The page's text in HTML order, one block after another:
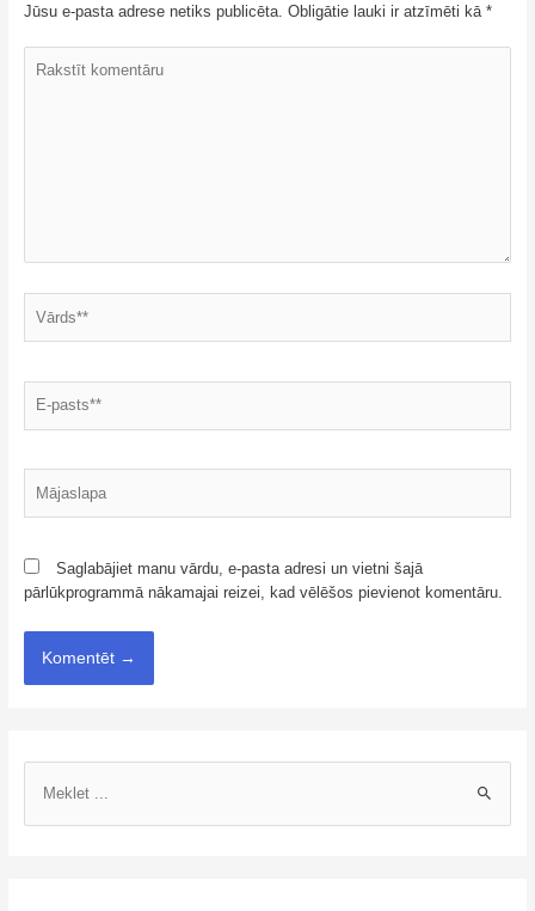
Jūsu e-pasta adrese netiks publicēta. Obligātie lauki ir atzīmēti kā *
Saglabājiet manu vārdu, e-pasta adresi un vietni šajā
pārlūkprogrammā nākamajai reizei, kad vēlēšos pievienot komentāru.